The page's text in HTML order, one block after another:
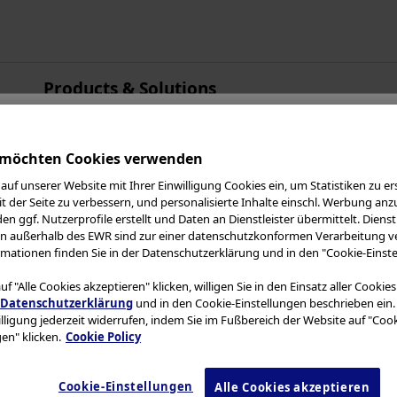
Products & Solutions
Asien-Pazifik
China
Hongkong
Indien
Japan
Malaysia
Neuseeland
Taiwan
im Olympus
und das Folgende sorgfältig
ist nur für medizinisches Fachpersonal
zuzugreifen, sie zu nutzen oder Materialien
keine medizinische Fachkraft sind.
Cookies, um Ihnen ein besseres Surferlebnis
Cookies verwenden
unserer Website mit Ihrer Einwilligung Cookies ein, um Statistiken zu
der Seite zu verbessern, und personalisierte Inhalte einschl. Werbung
ggf. Nutzerprofile erstellt und Daten an Dienstleister übermittelt.
außerhalb des EWR sind zur einer datenschutzkonformen Verarbeitung
finden Sie in der Datenschutzerklärung und in den "Cookie-
"Alle Cookies akzeptieren" klicken, willigen Sie in den Einsatz aller
Datenschutzerklärung und in den Cookie-Einstellungen beschrieben
jederzeit widerrufen, indem Sie im Fußbereich der Website auf
klicken. Cookie Policy
Cookie-Einstellungen Alle Cookies akzeptieren